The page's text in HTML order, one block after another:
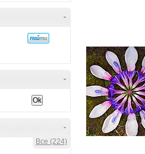
-
-
-
Все (224)